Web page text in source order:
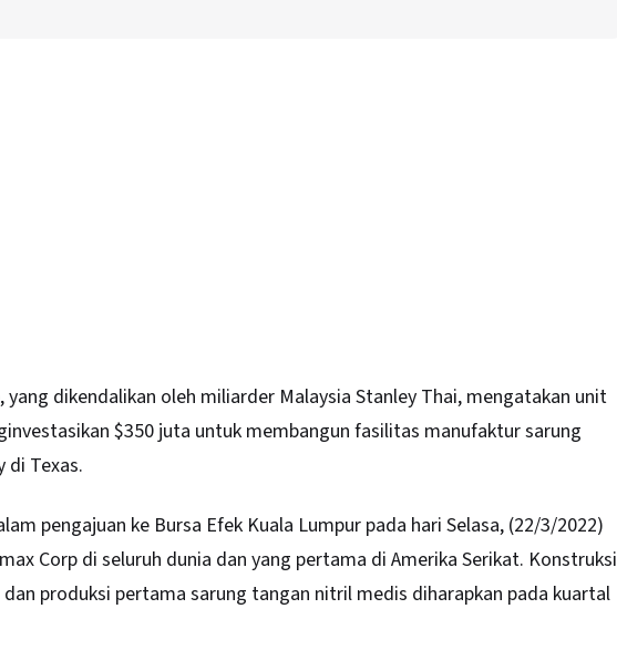
, yang dikendalikan oleh miliarder Malaysia Stanley Thai, mengatakan unit
$350 juta untuk membangun fasilitas manufaktur sarung
di Texas.
pengajuan ke Bursa Efek Kuala Lumpur pada hari Selasa, (22/3/2022)
Corp di seluruh dunia dan yang pertama di Amerika Serikat. Konstruksi
produksi pertama sarung tangan nitril medis diharapkan pada kuartal